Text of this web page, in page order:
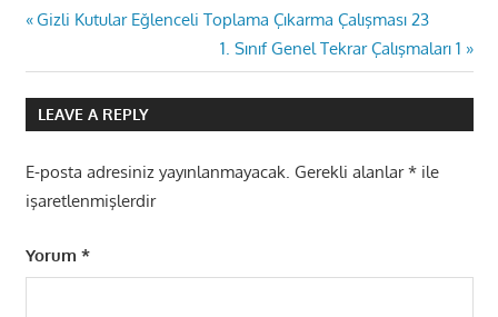
Yazı
gezinmesi
Previous
Gizli Kutular Eğlenceli Toplama Çıkarma Çalışması 23
Next
Post:
1. Sınıf Genel Tekrar Çalışmaları 1
LEAVE A REPLY
E-posta adresiniz yayınlanmayacak. Gerekli alanlar*ile
işaretlenmişlerdir
Yorum *